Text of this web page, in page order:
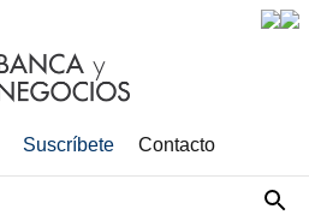
Suscríbete Contacto